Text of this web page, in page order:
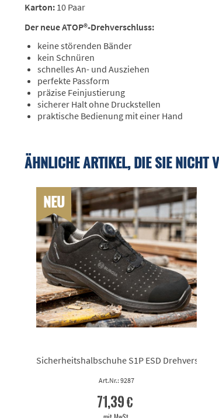
Karton: 10 Paar
Der neue ATOP®-Drehverschluss:
keine störenden Bänder
kein Schnüren
schnelles An- und Ausziehen
perfekte Passform
präzise Feinjustierung
sicherer Halt ohne Druckstellen
praktische Bedienung mit einer Hand
ÄHNLICHE ARTIKEL, DIE SIE NICHT
NEU
Sicherheitshalbschuhe S1P ESD Drehverschluss
Art.Nr.: 9287
71,39 €